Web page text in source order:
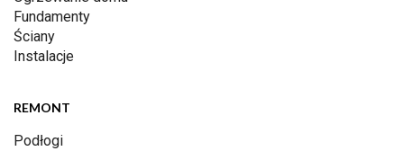
Fundamenty
Ściany
Instalacje
REMONT
Podłogi